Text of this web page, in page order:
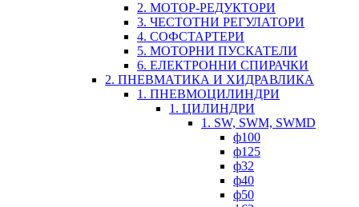
2. МОТОР-РЕДУКТОРИ
3. ЧЕСТОТНИ РЕГУЛАТОРИ
4. СОФСТАРТЕРИ
5. МОТОРНИ ПУСКАТЕЛИ
6. ЕЛЕКТРОННИ СПИРАЧКИ
2. ПНЕВМАТИКА И ХИДРАВЛИКА
1. ПНЕВМОЦИЛИНДРИ
1. ЦИЛИНДРИ
1. SW, SWM, SWMD
ф100
ф125
ф32
ф40
ф50